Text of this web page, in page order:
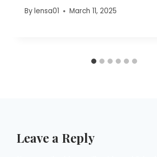
Bylensa01 March 11, 2025
Leave a Reply